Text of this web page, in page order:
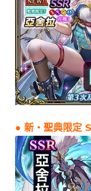
● 新・聖典限定